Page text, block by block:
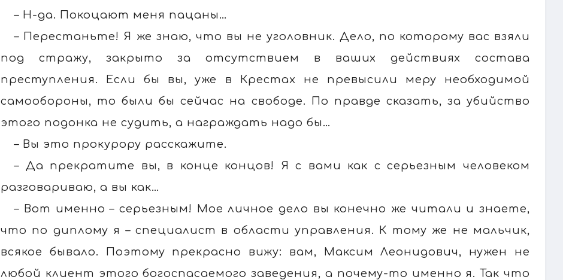
– Н-да. Покоцают меня пацаны…
– Перестаньте! Я же знаю, что вы не уголовник. Дело, по которому вас взяли
под стражу, закрыто за отсутствием в ваших действиях состава
преступления. Если бы вы, уже в Крестах не превысили меру необходимой
самообороны, то были бы сейчас на свободе. По правде сказать, за убийство
этого подонка не судить, а награждать надо бы…
– Вы это прокурору расскажите.
– Да прекратите вы, в конце концов! Я с вами как с серьезным человеком
разговариваю, а вы как…
– Вот именно – серьезным! Мое личное дело вы конечно же читали и знаете,
что по диплому я – специалист в области управления. К тому же не мальчик,
всякое бывало. Поэтому прекрасно вижу: вам, Максим Леонидович, нужен не
любой клиент этого богоспасаемого заведения, а почему-то именно я. Так что